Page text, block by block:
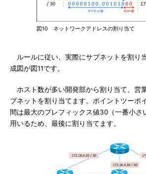
図10 ネットワークアドレスの割り当て
ルールに従い、実際にサブネットを割り
成図が図11です。
ホスト数が多い開発部から割り当て、営
ブネットを割り当てます。ポイントツーポ
間は最大のプレフィックス値30（一番小さ
用いるため、最後に割り当てます。